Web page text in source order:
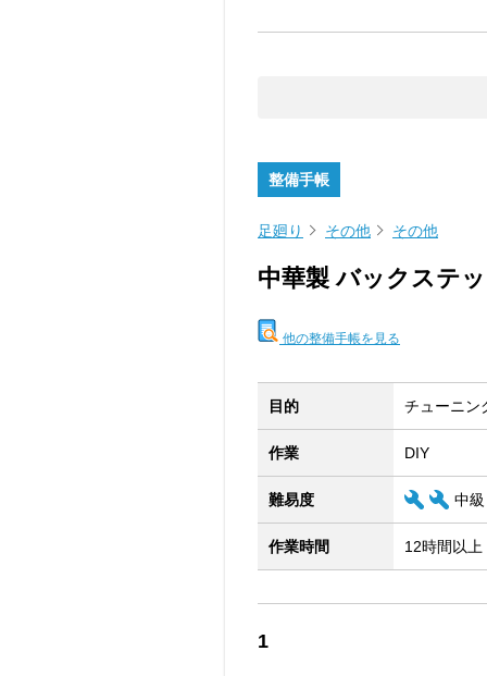
整備手帳
足廻り その他 その他
中華製 バックステ
他の整備手帳を見る
目的 チューニン
作業 DIY
難易度 中級
作業時間 12時間以上
1